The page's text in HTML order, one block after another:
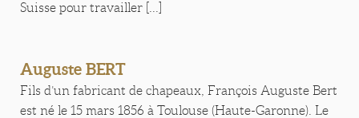
Suisse pour travailler [...]
Auguste BERT
Fils d’un fabricant de chapeaux, François Auguste Bert
est né le 15 mars 1856 à Toulouse (Haute-Garonne). Le